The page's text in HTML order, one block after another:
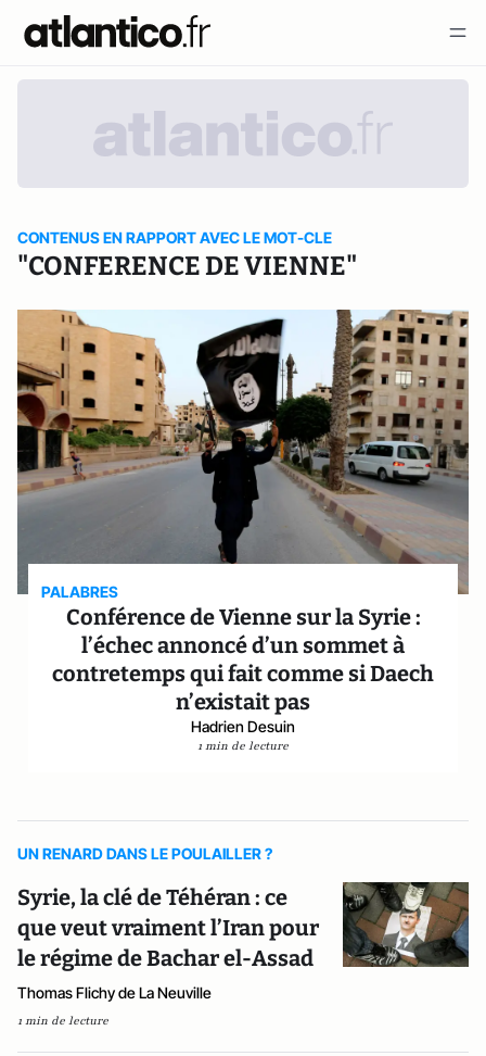
CONTENUS EN RAPPORT AVEC LE MOT-CLE
"CONFERENCE DE VIENNE"
PALABRES
Conférence de Vienne sur la Syrie :
l’échec annoncé d’un sommet à
contretemps qui fait comme si Daech
n’existait pas
Hadrien Desuin
1 min de lecture
UN RENARD DANS LE POULAILLER ?
Syrie, la clé de Téhéran : ce
que veut vraiment l’Iran pour
le régime de Bachar el-Assad
Thomas Flichy de La Neuville
1 min de lecture